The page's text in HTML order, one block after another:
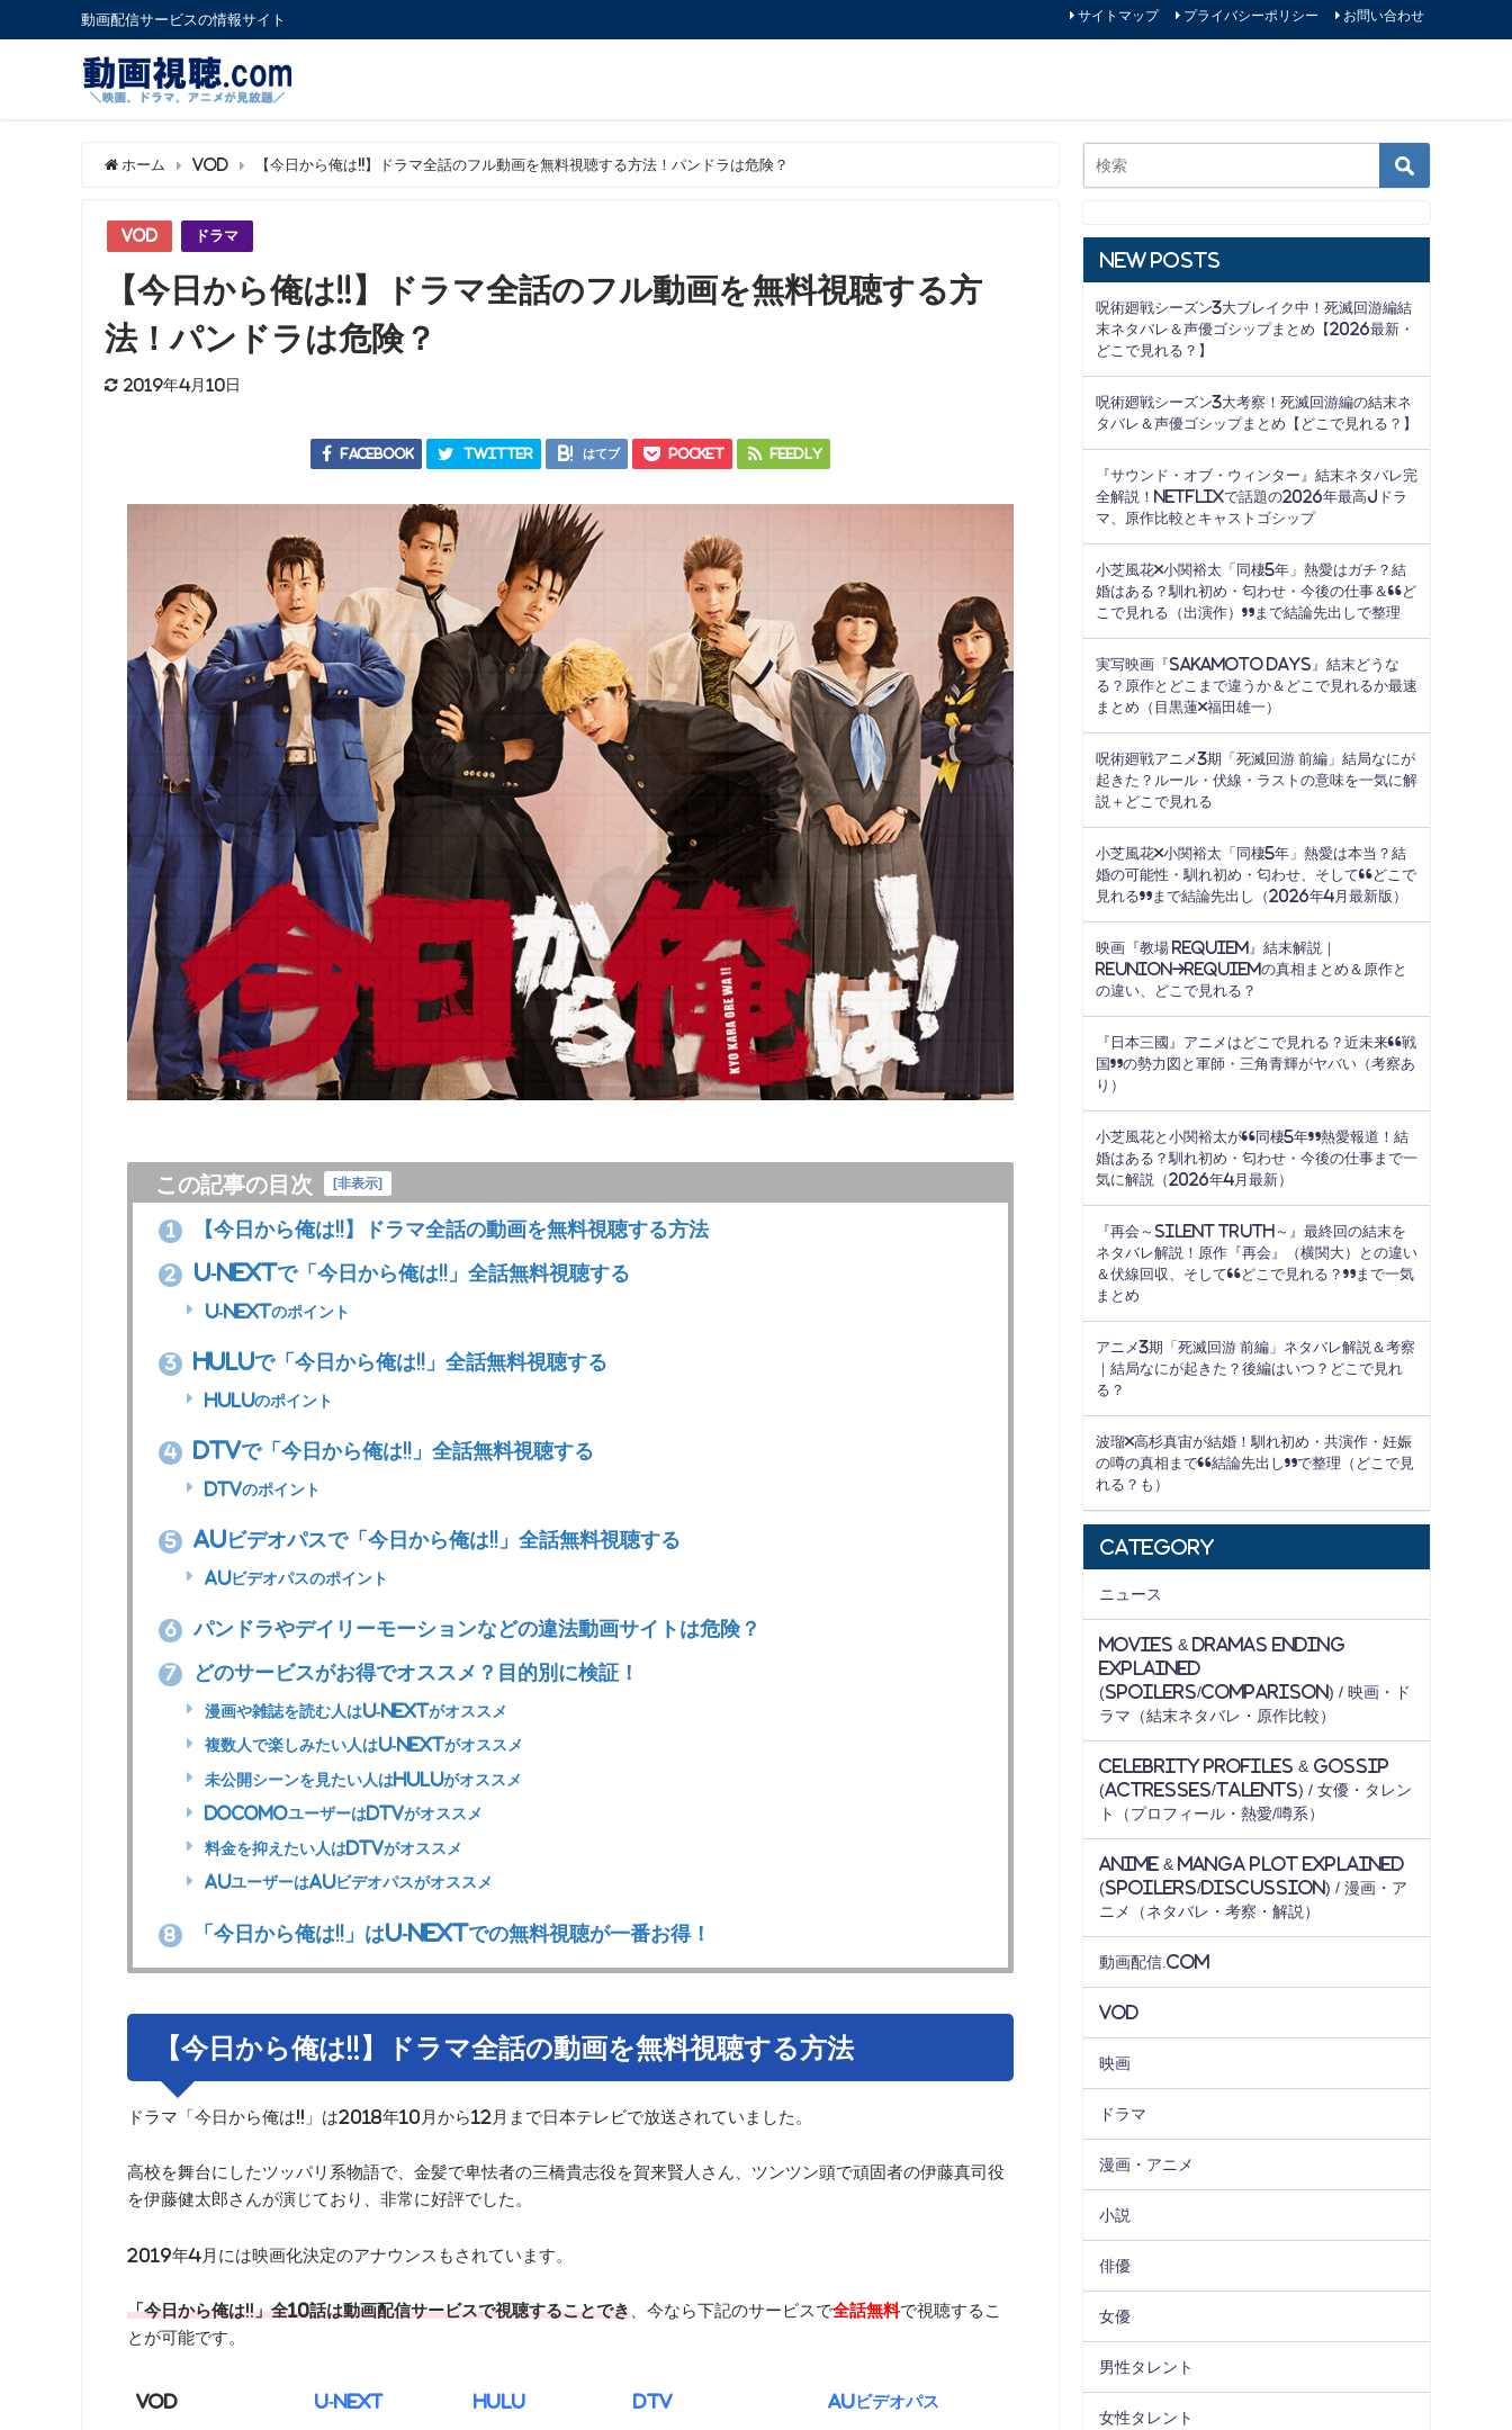
動画配信サービスの情報サイト サイトマップ プライバシーポリシー お問い合わせ
ホーム VOD 【今日から俺は!!】ドラマ全話のフル動画を無料視聴する方法！パンドラは危険？
VOD ドラマ
【今日から俺は!!】ドラマ全話のフル動画を無料視聴する方
法！パンドラは危険？
2019年4月10日
Facebook Twitter はてブ Pocket Feedly
この記事の目次 [非表示]
1 【今日から俺は!!】ドラマ全話の動画を無料視聴する方法
2 U-NEXTで「今日から俺は!!」全話無料視聴する
U-NEXTのポイント
3 Huluで「今日から俺は!!」全話無料視聴する
Huluのポイント
4 dTVで「今日から俺は!!」全話無料視聴する
dTVのポイント
5 auビデオパスで「今日から俺は!!」全話無料視聴する
auビデオパスのポイント
6 パンドラやデイリーモーションなどの違法動画サイトは危険？
7 どのサービスがお得でオススメ？目的別に検証！
漫画や雑誌を読む人はU-NEXTがオススメ
複数人で楽しみたい人はU-NEXTがオススメ
未公開シーンを見たい人はHuluがオススメ
docomoユーザーはdTVがオススメ
料金を抑えたい人はdTVがオススメ
auユーザーはauビデオパスがオススメ
8 「今日から俺は!!」はU-NEXTでの無料視聴が一番お得！
【今日から俺は!!】ドラマ全話の動画を無料視聴する方法
ドラマ「今日から俺は!!」は2018年10月から12月まで日本テレビで放送されていました。
高校を舞台にしたツッパリ系物語で、金髪で卑怯者の三橋貴志役を賀来賢人さん、ツンツン頭で頑固者の伊藤真司役
を伊藤健太郎さんが演じており、非常に好評でした。
2019年4月には映画化決定のアナウンスもされています。
「今日から俺は!!」全10話は動画配信サービスで視聴することでき 、今なら下記のサービスで全話無料で視聴するこ
とが可能です。
VOD U-NEXT Hulu dTV auビデオパス
New Posts
呪術廻戦シーズン3大ブレイク中！死滅回游編結
末ネタバレ＆声優ゴシップまとめ【2026最新・
どこで見れる？】
呪術廻戦シーズン3大考察！死滅回游編の結末ネ
タバレ＆声優ゴシップまとめ【どこで見れる？】
『サウンド・オブ・ウィンター』結末ネタバレ完
全解説！Netflixで話題の2026年最高Jドラ
マ、原作比較とキャストゴシップ
小芝風花×小関裕太「同棲5年」熱愛はガチ？結
婚はある？馴れ初め・匂わせ・今後の仕事＆“ど
こで見れる（出演作）”まで結論先出しで整理
実写映画『SAKAMOTO DAYS』結末どうな
る？原作とどこまで違うか＆どこで見れるか最速
まとめ（目黒蓮×福田雄一）
呪術廻戦アニメ3期「死滅回游 前編」結局なにが
起きた？ルール・伏線・ラストの意味を一気に解
説＋どこで見れる
小芝風花×小関裕太「同棲5年」熱愛は本当？結
婚の可能性・馴れ初め・匂わせ、そして“どこで
見れる”まで結論先出し（2026年4月最新版）
映画『教場 Requiem』結末解説｜
Reunion→Requiemの真相まとめ＆原作と
の違い、どこで見れる？
『日本三國』アニメはどこで見れる？近未来“戦
国”の勢力図と軍師・三角青輝がヤバい（考察あ
り）
小芝風花と小関裕太が“同棲5年”熱愛報道！結
婚はある？馴れ初め・匂わせ・今後の仕事まで一
気に解説（2026年4月最新）
『再会～Silent Truth～』最終回の結末を
ネタバレ解説！原作『再会』（横関大）との違い
＆伏線回収、そして“どこで見れる？”まで一気
まとめ
アニメ3期「死滅回游 前編」ネタバレ解説＆考察
｜結局なにが起きた？後編はいつ？どこで見れ
る？
波瑠×高杉真宙が結婚！馴れ初め・共演作・妊娠
の噂の真相まで“結論先出し”で整理（どこで見
れる？も）
Category
ニュース
Movies & Dramas Ending
Explained
(Spoilers/Comparison) / 映画・ド
ラマ（結末ネタバレ・原作比較）
Celebrity Profiles & Gossip
(Actresses/Talents) / 女優・タレン
ト（プロフィール・熱愛/噂系）
Anime & Manga Plot Explained
(Spoilers/Discussion) / 漫画・ア
ニメ（ネタバレ・考察・解説）
動画配信.com
VOD
映画
ドラマ
漫画・アニメ
小説
俳優
女優
男性タレント
女性タレント